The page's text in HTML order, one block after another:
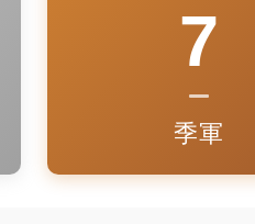
7
季軍